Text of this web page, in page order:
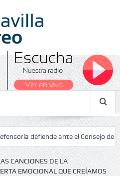
ante el Consejo de Estado el
CANCIONES DE LA
EMOCIONAL QUE CREÍAMOS